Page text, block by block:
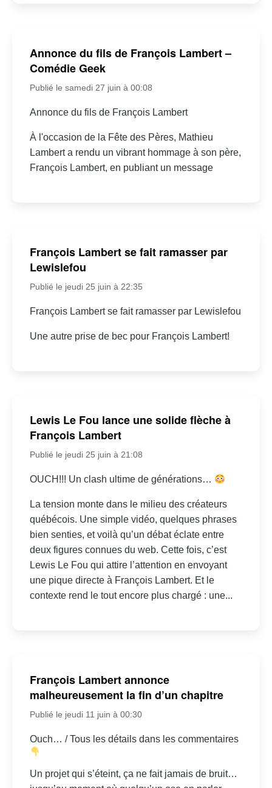
Annonce du fils de François Lambert –
Comédie Geek
Publié le samedi 27 juin à 00:08
Annonce du fils de François Lambert
À l'occasion de la Fête des Pères, Mathieu
Lambert a rendu un vibrant hommage à son père,
François Lambert, en publiant un message
François Lambert se fait ramasser par
Lewislefou
Publié le jeudi 25 juin à 22:35
François Lambert se fait ramasser par Lewislefou
Une autre prise de bec pour François Lambert!
Lewis Le Fou lance une solide flèche à
François Lambert
Publié le jeudi 25 juin à 21:08
OUCH!!! Un clash ultime de générations…
La tension monte dans le milieu des créateurs
québécois. Une simple vidéo, quelques phrases
bien senties, et voilà qu’un débat éclate entre
deux figures connues du web. Cette fois, c’est
Lewis Le Fou qui attire l’attention en envoyant
une pique directe à François Lambert. Et le
contexte rend le tout encore plus chargé : une...
François Lambert annonce
malheureusement la fin d’un chapitre
Publié le jeudi 11 juin à 00:30
Ouch… / Tous les détails dans les commentaires
Un projet qui s’éteint, ça ne fait jamais de bruit…